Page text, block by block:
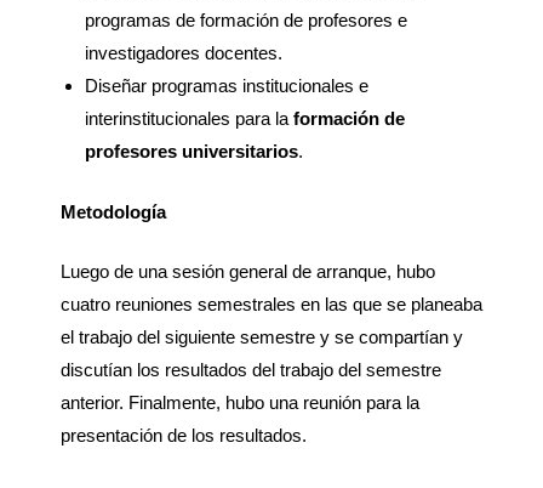
programas de formación de profesores e
investigadores docentes.
Diseñar programas institucionales e
interinstitucionales para laformación de
profesores universitarios.
Metodología
Luego de una sesión general de arranque, hubo
cuatro reuniones semestrales en las que se planeaba
el trabajo del siguiente semestre y se compartían y
discutían los resultados del trabajo del semestre
anterior. Finalmente, hubo una reunión para la
presentación de los resultados.